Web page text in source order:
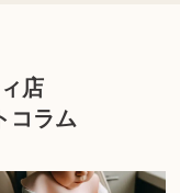
店
コラム